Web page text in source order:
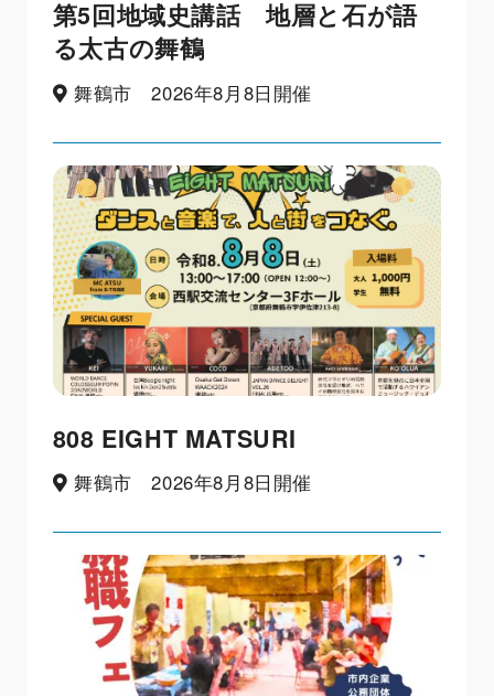
第5回地域史講話 地層と石が語
る太古の舞鶴
舞鶴市 2026年8月8日開催
808 EIGHT MATSURI
舞鶴市 2026年8月8日開催